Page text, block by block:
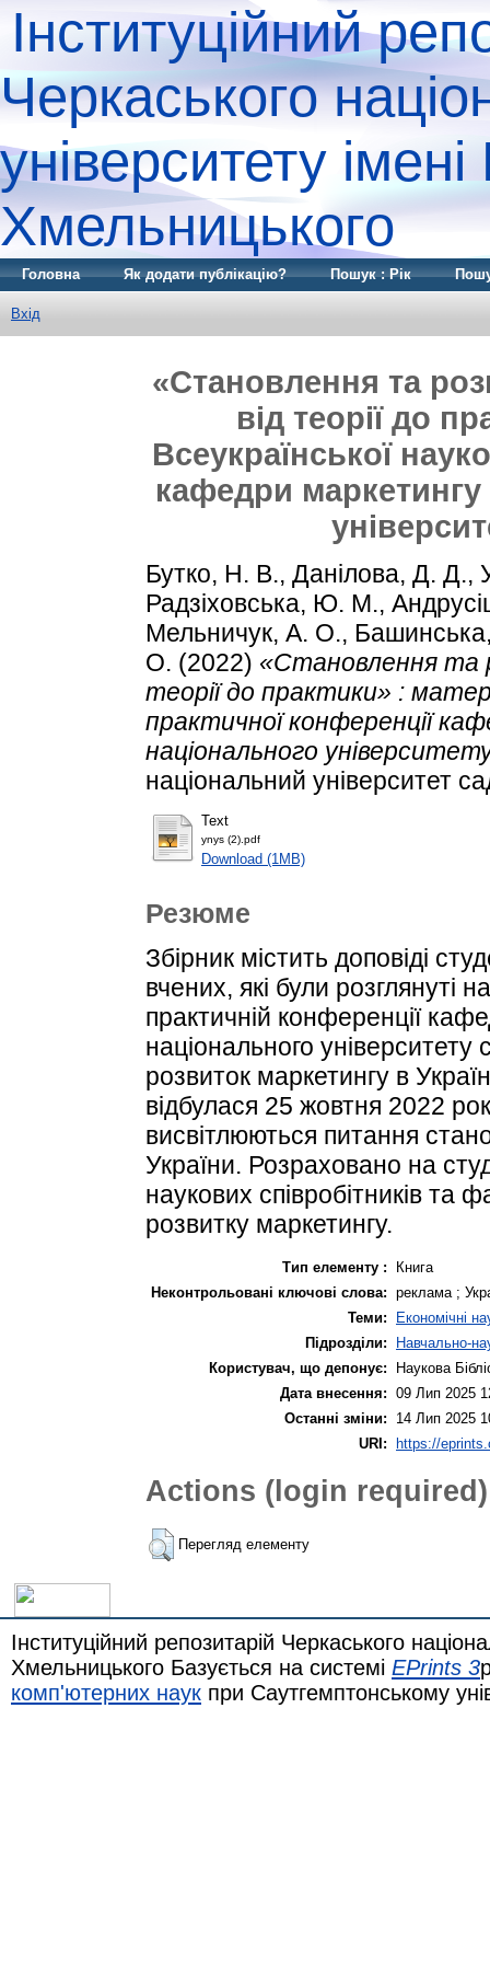
Інституційний
Черкаського
університету
Хмельницького
Головна Як додати публікацію? Пошук : Рік
Вхід
«Становлення та
від теорії до
Всеукраїнської
кафедри
Бутко, Н. В., Данілова, Д. Д.,
Радзіховська, Ю. М.,
Мельничук, А. О.,
О. (2022) «Становлення та
теорії до практики» :
практичної конференції
національного
національний університет
Text
ynys (2).pdf
Download (1MB)
Резюме
Збірник містить доповіді
вчених, які були розглянуті
практичній конференції
національного
розвиток маркетингу в
відбулася 25 жовтня 2022
висвітлюються питання
України. Розраховано на
наукових співробітників та
розвитку маркетингу.
Тип елементу :
Книга
Неконтрольовані ключові слова: реклама ;
Теми:
Економічні
Підрозділи:
Навчально-
Користувач, що депонує:
Наукова
Дата внесення: 09 Лип 2025
Останні зміни:
14 Лип 2025
URI: https://
Actions (login required)
Перегляд елементу
Інституційний репозитарій Черкаського
Хмельницького Базується на системі EPrints 3
комп'ютерних наук при Саутгемптонському